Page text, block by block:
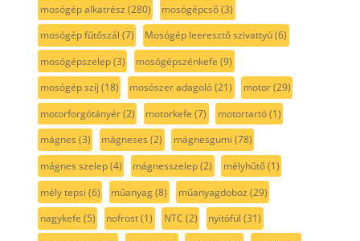
mosógép alkatrész (280) mosógépcső(3)
mosógép fűtőszál (7) Mosógép leeresztő szivattyú(6)
mosógépszelep(3) mosógépszénkefe (9)
mosógép szíj (18) mosószer adagoló(21) motor(29)
motorforgótányér(2) motorkefe (7) motortartó(1)
mágnes (3) mágneses (2) mágnesgumi (78)
mágnes szelep(4) mágnesszelep(2) mélyhűtő(1)
mély tepsi (6) műanyag(8) műanyagdoboz (29)
nagykefe (5) nofrost(1) NTC (2) nyitófül (31)